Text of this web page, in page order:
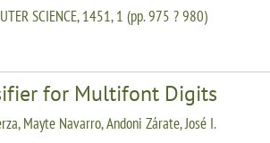
SCIENCE, 1451, 1 (pp. 975 ? 980)
for Multifont Digits
Mayte Navarro, Andoni Zárate, José I.